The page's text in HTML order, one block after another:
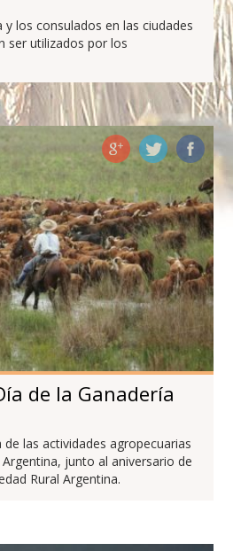
los consulados en las ciudades
ser utilizados por los
de la Ganadería
de las actividades agropecuarias
junto al aniversario de
Rural Argentina.